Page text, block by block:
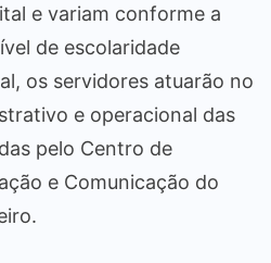
e variam conforme a
de escolaridade
os servidores atuarão no
e operacional das
pelo Centro de
e Comunicação do